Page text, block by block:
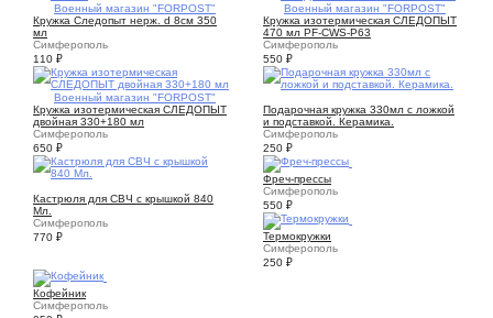
Военный магазин "FORPOST"
Кружка Следопыт нерж. d 8см 350
мл
Симферополь
110 ₽
Военный магазин "FORPOST"
Кружка изотермическая СЛЕДОПЫТ
470 мл PF-CWS-P63
Симферополь
550 ₽
Военный магазин "FORPOST"
Кружка изотермическая СЛЕДОПЫТ
двойная 330+180 мл
Симферополь
650 ₽
Подарочная кружка 330мл с ложкой
и подставкой. Керамика.
Симферополь
250 ₽
Кастрюля для СВЧ с крышкой 840
Мл.
Симферополь
770 ₽
Фреч-прессы
Симферополь
550 ₽
Термокружки
Симферополь
250 ₽
Кофейник
Симферополь